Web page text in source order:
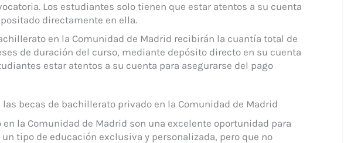
Los estudiantes solo tienen que estar atentos a su cuenta
directamente en ella.
en la Comunidad de Madrid recibirán la cuantía total de
de duración del curso, mediante depósito directo en su cuenta
estar atentos a su cuenta para asegurarse del pago
becas de bachillerato privado en la Comunidad de Madrid
la Comunidad de Madrid son una excelente oportunidad para
tipo de educación exclusiva y personalizada, pero que no